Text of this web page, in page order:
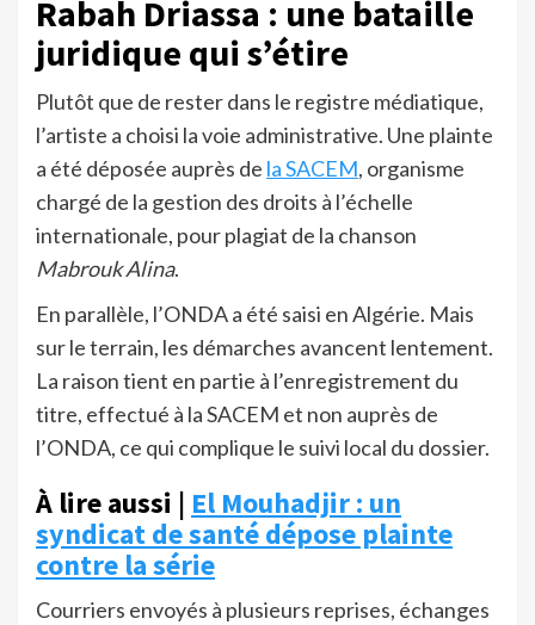
Rabah Driassa : une bataille
juridique qui s’étire
Plutôt que de rester dans le registre médiatique,
l’artiste a choisi la voie administrative. Une plainte
a été déposée auprès de la SACEM, organisme
chargé de la gestion des droits à l’échelle
internationale, pour plagiat de la chanson
Mabrouk Alina.
En parallèle, l’ONDA a été saisi en Algérie. Mais
sur le terrain, les démarches avancent lentement.
La raison tient en partie à l’enregistrement du
titre, effectué à la SACEM et non auprès de
l’ONDA, ce qui complique le suivi local du dossier.
À lire aussi | El Mouhadjir : un
syndicat de santé dépose plainte
contre la série
Courriers envoyés à plusieurs reprises, échanges